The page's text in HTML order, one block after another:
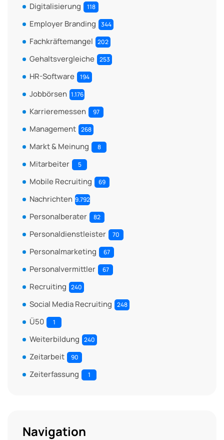
Digitalisierung 118
Employer Branding 344
Fachkräftemangel 202
Gehaltsvergleiche 253
HR-Software 194
Jobbörsen 1.176
Karrieremessen 97
Management 268
Markt & Meinung 8
Mitarbeiter 5
Mobile Recruiting 69
Nachrichten 9.792
Personalberater 82
Personaldienstleister 70
Personalmarketing 67
Personalvermittler 67
Recruiting 240
Social Media Recruiting 248
Ü50 1
Weiterbildung 240
Zeitarbeit 90
Zeiterfassung 1
Navigation